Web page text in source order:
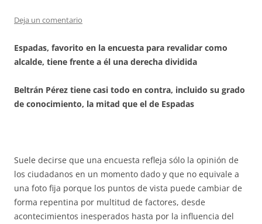
Deja un comentario
Espadas, favorito en la encuesta para revalidar como
alcalde, tiene frente a él una derecha dividida
Beltrán Pérez tiene casi todo en contra, incluido su grado
de conocimiento, la mitad que el de Espadas
Suele decirse que una encuesta refleja sólo la opinión de
los ciudadanos en un momento dado y que no equivale a
una foto fija porque los puntos de vista puede cambiar de
forma repentina por multitud de factores, desde
acontecimientos inesperados hasta por la influencia del